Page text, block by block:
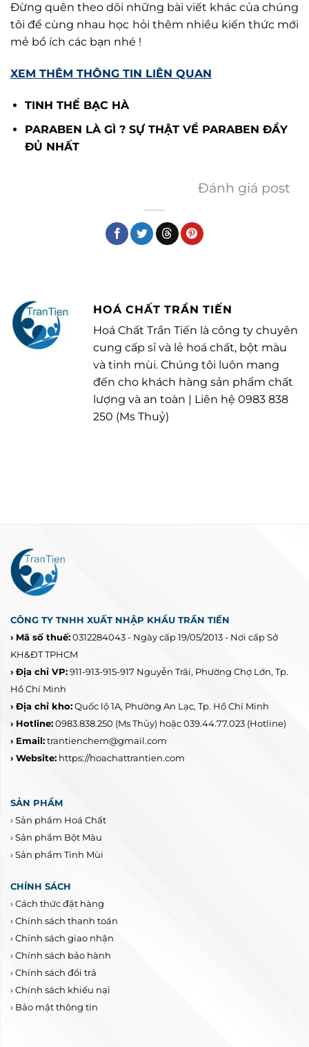
Đừng quên theo dõi những bài viết khác của chúng
tôi để cùng nhau học hỏi thêm nhiều kiến thức mới
mẻ bổ ích các bạn nhé !
XEM THÊM THÔNG TIN LIÊN QUAN
TINH THỂ BẠC HÀ
PARABEN LÀ GÌ ? SỰ THẬT VỀ PARABEN ĐẦY
ĐỦ NHẤT
Đánh giá post
HOÁ CHẤT TRẦN TIẾN
Hoá Chất Trần Tiến là công ty chuyên
cung cấp sỉ và lẻ hoá chất, bột màu
và tinh mùi. Chúng tôi luôn mang
đến cho khách hàng sản phẩm chất
lượng và an toàn | Liên hệ 0983 838
250 (Ms Thuỷ)
CÔNG TY TNHH XUẤT NHẬP KHẨU TRẦN TIẾN
› Mã số thuế:0312284043 - Ngày cấp 19/05/2013 - Nơi cấp Sở
KH&ĐT TPHCM
› Địa chỉ VP:911-913-915-917 Nguyễn Trãi, Phường Chợ Lớn, Tp.
Hồ Chí Minh
› Địa chỉ kho:Quốc lộ 1A, Phường An Lạc, Tp. Hồ Chí Minh
› Hotline: 0983.838.250 (Ms Thủy) hoặc 039.44.77.023(Hotline)
› Email:trantienchem@gmail.com
› Website: https://hoachattrantien.com
SẢN PHẨM
› Sản phẩm Hoá Chất
› Sản phẩm Bột Màu
› Sản phẩm Tinh Mùi
CHÍNH SÁCH
› Cách thức đặt hàng
› Chính sách thanh toán
› Chính sách giao nhận
› Chính sách bảo hành
› Chính sách đổi trả
› Chính sách khiếu nại
› Bảo mật thông tin